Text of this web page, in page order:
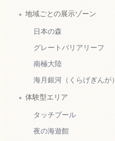
地域ごとの展示ゾーン
日本の森
グレートバリアリーフ
南極大陸
海月銀河（くらげぎんが）
体験型エリア
タッチプール
夜の海遊館